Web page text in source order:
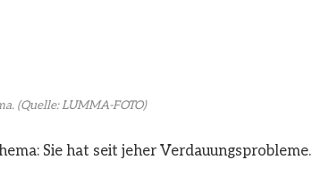
(Quelle: LUMMA-FOTO)
Sie hat seit jeher Verdauungsprobleme.